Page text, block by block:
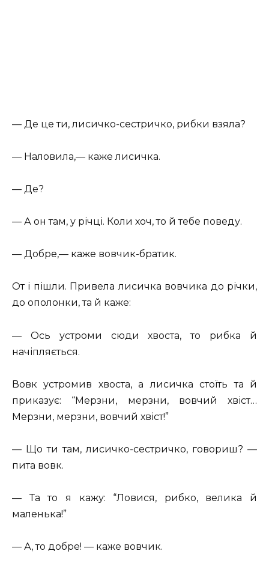
— Де це ти, лисичко-сестричко, рибки взяла?
— Наловила,— каже лисичка.
— Де?
— А он там, у річці. Коли хоч, то й тебе поведу.
— Добре,— каже вовчик-братик.
От і пішли. Привела лисичка вовчика до річки,
до ополонки, та й каже:
— Ось устроми сюди хвоста, то рибка й
начіпляється.
Вовк устромив хвоста, а лисичка стоїть та й
приказує: “Мерзни, мерзни, вовчий хвіст…
Мерзни, мерзни, вовчий хвіст!”
— Що ти там, лисичко-сестричко, говориш? —
пита вовк.
— Та то я кажу: “Ловися, рибко, велика й
маленька!”
— А, то добре! — каже вовчик.